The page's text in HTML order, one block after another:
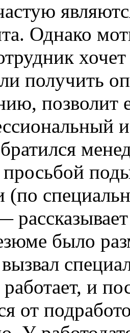
Однако
получить
позволит
просьбой
(по
было
и
от